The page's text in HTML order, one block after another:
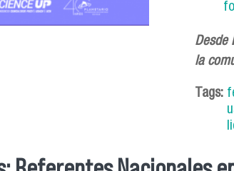
Desde
la
Tags: